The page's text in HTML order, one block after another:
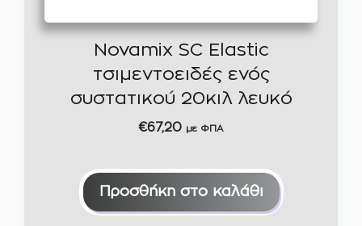
Novamix SC Elastic
τσιμεντοειδές ενός
συστατικού 20κιλ λευκό
€67,20 με ΦΠΑ
Προσθήκη στο καλάθι